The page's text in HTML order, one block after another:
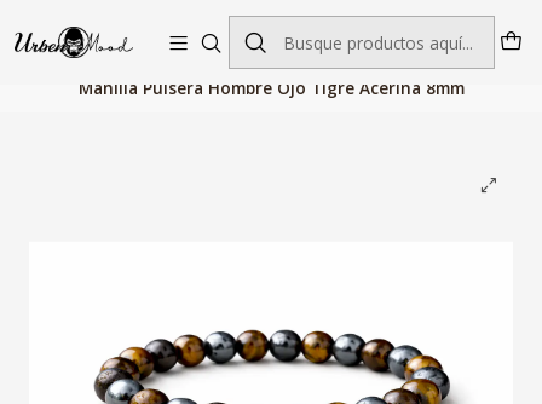
Envío GRATIS desde $60.000 | Entregas rápidas 1–5 días hábiles
Pulseras y Brazaletes
Manilla Pulsera Hombre Ojo Tigre Acerina 8mm